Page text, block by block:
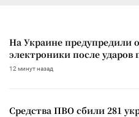
На Украине предупредили
электроники после ударов
12 минут назад
Средства ПВО сбили 281